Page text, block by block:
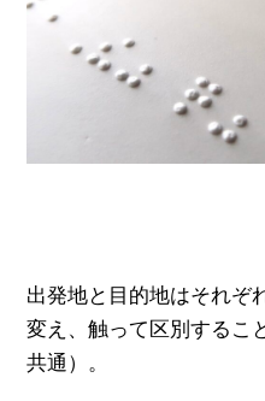
出発地と目的地はそれぞ
変え、触って区別するこ
共通）。